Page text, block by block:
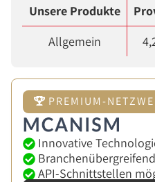
Unsere Produkte
Allgemein
PREMIUM-
Innovative
API-Schnittstellen